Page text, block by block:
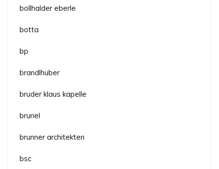
bollhalder eberle
botta
bp
brandlhuber
bruder klaus kapelle
brunel
brunner architekten
bsc